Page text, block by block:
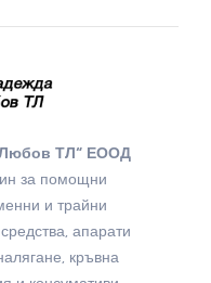
Любов ТЛ“ ЕООД
за помощни
и трайни
апарати
кръвна